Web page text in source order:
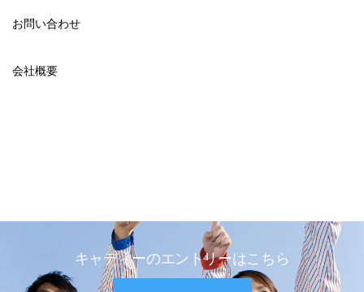
お問い合わせ
会社概要
キャディーのエントリーはこちら